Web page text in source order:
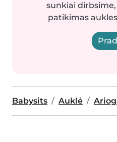
sunkiai
patikimas
Babysits Auklė